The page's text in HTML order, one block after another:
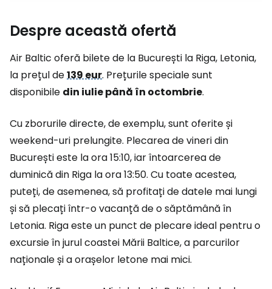
Despre această ofertă
Air Baltic oferă bilete de la București la Riga, Letonia,
la prețul de139 eur. Prețurile speciale sunt
disponibile din iulie până în octombrie.
Cu zborurile directe, de exemplu, sunt oferite și
weekend-uri prelungite. Plecarea de vineri din
București este la ora 15:10, iar întoarcerea de
duminică din Riga la ora 13:50. Cu toate acestea,
puteți, de asemenea, să profitați de datele mai lungi
și să plecați într-o vacanță de o săptămână în
Letonia. Riga este un punct de plecare ideal pentru o
excursie în jurul coastei Mării Baltice, a parcurilor
naționale și a orașelor letone mai mici.